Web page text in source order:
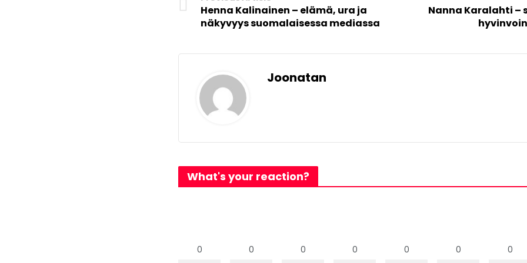
Henna Kalinainen – elämä, ura ja
näkyvyys suomalaisessa mediassa
Nanna Karalahti –
Joonatan
What's your reaction?
0 0 0 0 0 0 0